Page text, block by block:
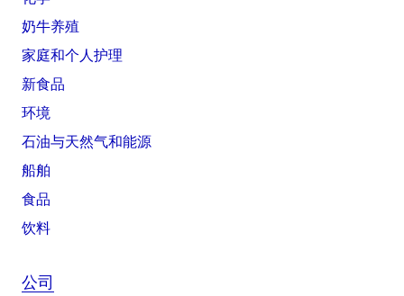
奶牛养殖
家庭和个人护理
新食品
环境
石油与天然气和能源
船舶
食品
饮料
公司